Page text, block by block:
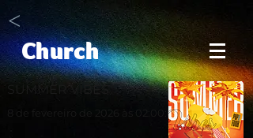
<
Church
SUMMER VIBES
8 de fevereiro de 2026 às 02:00:00